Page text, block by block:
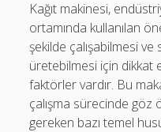
Kağıt makinesi,
ortamında kullanılan
şekilde çalışabilmesi
üretebilmesi için dikkat
faktörler vardır. Bu
çalışma sürecinde göz
gereken bazı temel